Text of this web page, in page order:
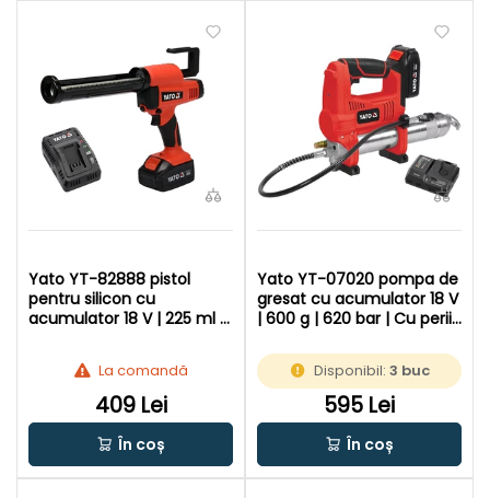
Yato YT-82888 pistol
pentru silicon cu
acumulator 18 V | 225 ml |
1 x 4 Ah acumulator +
incarcator | In cutie de
carton original
La comandă
409 Lei
În coș
Yato YT-07020 pompa de
gresat cu acumulator 18 V
| 600 g | 620 bar | Cu perii
acumulator + incarcator |
In cutie de carton original
Disponibil:3 buc
595 Lei
În coș